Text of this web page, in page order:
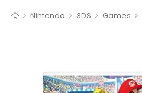
> Nintendo > 3DS > Games >